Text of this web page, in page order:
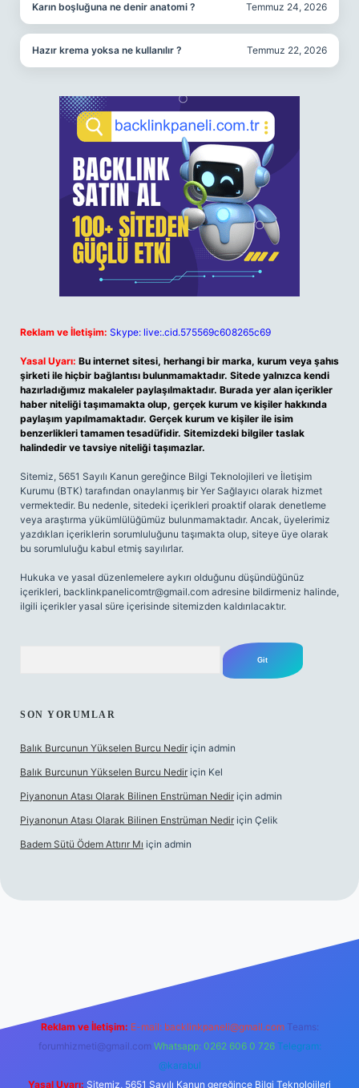
Karın boşluğuna ne denir anatomi ? Temmuz 24, 2026
Hazır krema yoksa ne kullanılır ? Temmuz 22, 2026
Reklam ve İletişim: Skype: live:.cid.575569c608265c69
Yasal Uyarı: Bu internet sitesi, herhangi bir marka, kurum veya şahıs
şirketi ile hiçbir bağlantısı bulunmamaktadır. Sitede yalnızca kendi
hazırladığımız makaleler paylaşılmaktadır. Burada yer alan içerikler
haber niteliği taşımamakta olup, gerçek kurum ve kişiler hakkında
paylaşım yapılmamaktadır. Gerçek kurum ve kişiler ile isim
benzerlikleri tamamen tesadüfidir. Sitemizdeki bilgiler taslak
halindedir ve tavsiye niteliği taşımazlar.
Sitemiz, 5651 Sayılı Kanun gereğince Bilgi Teknolojileri ve İletişim
Kurumu (BTK) tarafından onaylanmış bir Yer Sağlayıcı olarak hizmet
vermektedir. Bu nedenle, sitedeki içerikleri proaktif olarak denetleme
veya araştırma yükümlülüğümüz bulunmamaktadır. Ancak, üyelerimiz
yazdıkları içeriklerin sorumluluğunu taşımakta olup, siteye üye olarak
bu sorumluluğu kabul etmiş sayılırlar.
Hukuka ve yasal düzenlemelere aykırı olduğunu düşündüğünüz
içerikleri, backlinkpanelicomtr@gmail.com adresine bildirmeniz halinde,
ilgili içerikler yasal süre içerisinde sitemizden kaldırılacaktır.
SON YORUMLAR
Balık Burcunun Yükselen Burcu Nedir için admin
Balık Burcunun Yükselen Burcu Nedir için Kel
Piyanonun Atası Olarak Bilinen Enstrüman Nedir için admin
Piyanonun Atası Olarak Bilinen Enstrüman Nedir için Çelik
Badem Sütü Ödem Attırır Mı için admin
Reklam ve İletişim: E-mail: backlinkpaneli@gmail.com Teams:
forumhizmeti@gmail.com Whatsapp: 0262 606 0 726 Telegram:
@karabul
Yasal Uyarı: Sitemiz, 5651 Sayılı Kanun gereğince Bilgi Teknolojileri